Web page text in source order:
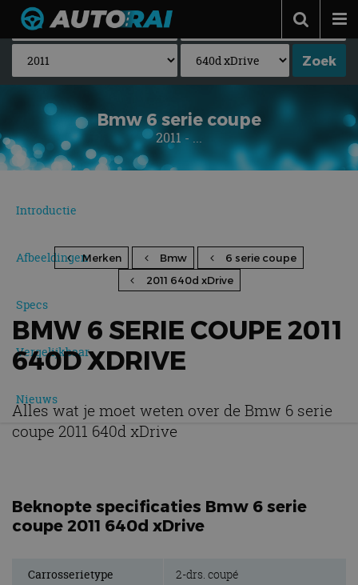
Autonieuws
Podcast
Autotests
Automerken
Adverteren
Contact
Bmw 6 serie coupe
2011 - ...
Introductie
Afbeeldingen
Specs
Vergelijkbaar
Nieuws
Merken Bmw
6 serie coupe
2011 640d xDrive
BMW 6 SERIE COUPE 2011
640D XDRIVE
Alles wat je moet weten over de Bmw 6 serie
coupe 2011 640d xDrive
Beknopte specificaties Bmw 6 serie
coupe 2011 640d xDrive
Carrosserietype 2-drs. coupé